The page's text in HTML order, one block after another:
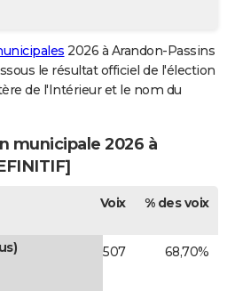
2026 à Arandon-Passins
le résultat officiel de l'élection
de l'Intérieur et le nom du
municipale 2026 à
Voix % des voix
507 68,70%